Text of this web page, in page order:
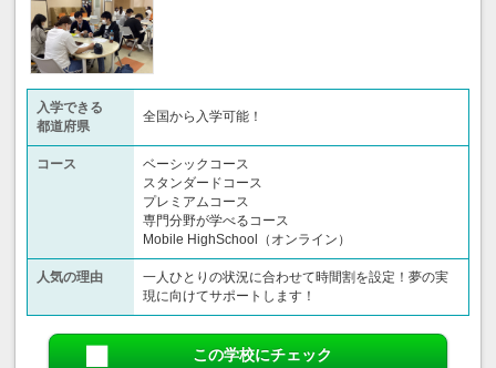
入学できる
都道府県
全国から入学可能！
コース
ベーシックコース
スタンダードコース
プレミアムコース
専門分野が学べるコース
Mobile HighSchool（オンライン）
人気の理由
一人ひとりの状況に合わせて時間割を設定！夢の実
現に向けてサポートします！
この学校にチェック